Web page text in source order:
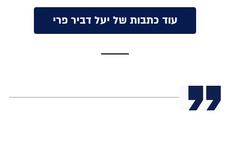
עוד כתבות של יעל דביר פרי